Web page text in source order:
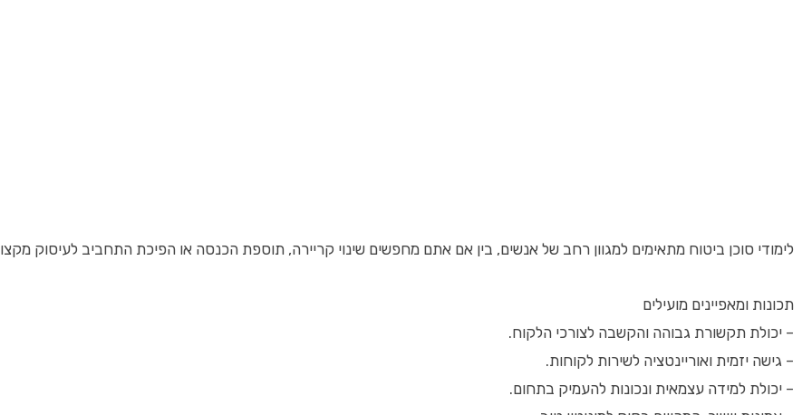
לימודי סוכן ביטוח מתאימים למגוון רחב של אנשים, בין אם אתם מחפשים שינוי קריירה, תוספת הכנסה או הפיכת התחביב לעיסוק
תכונות ומאפיינים מועילים
– יכולת תקשורת גבוהה והקשבה לצורכי הלקוח.
– גישה יזמית ואוריינטציה לשירות לקוחות.
– יכולת למידה עצמאית ונכונות להעמיק בתחום.